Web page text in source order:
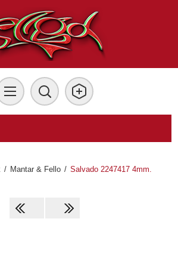
/ Mantar & Fello / Salvado 2247417 4mm.